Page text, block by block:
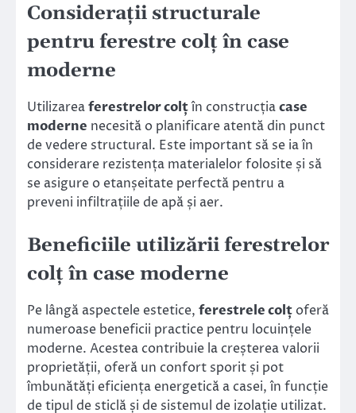
Considerații structurale
pentru ferestre colț în case
moderne
Utilizareaferestrelor colțîn construcțiacase
moderne necesită o planificare atentă din punct
de vedere structural. Este important să se ia în
considerare rezistența materialelor folosite și să
se asigure o etanșeitate perfectă pentru a
preveni infiltrațiile de apă și aer.
Beneficiile utilizării ferestrelor
colț în case moderne
Pe lângă aspectele estetice, ferestrele colț oferă
numeroase beneficii practice pentru locuințele
moderne. Acestea contribuie la creșterea valorii
proprietății, oferă un confort sporit și pot
îmbunătăți eficiența energetică a casei, în funcție
de tipul de sticlă și de sistemul de izolație utilizat.